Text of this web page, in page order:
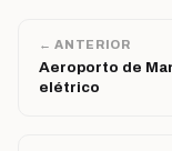
← ANTERIOR
Aeroporto de
elétrico